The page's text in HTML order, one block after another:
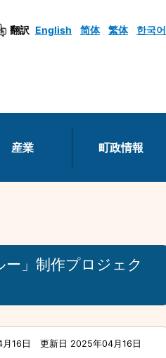
翻訳 English 简体 繁体 한국어
産業 町政情報
」制作プロジェク
16日 更新日 2025年04月16日